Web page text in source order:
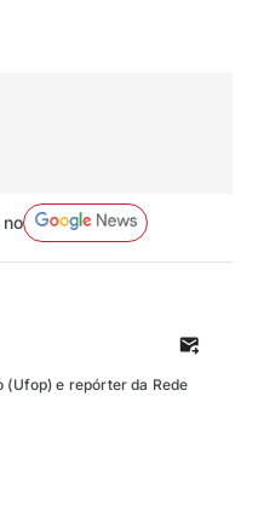
(Ufop) e repórter da Rede